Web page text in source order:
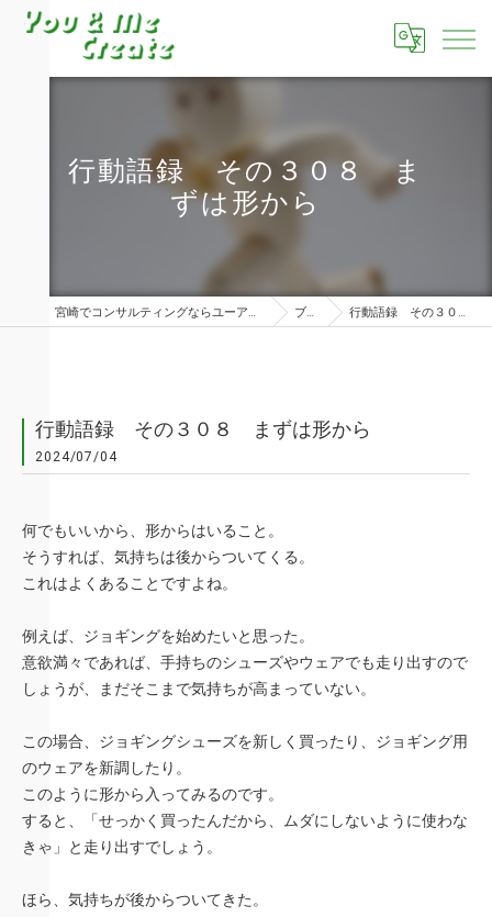
行動語録 その３０８ ま
ずは形から
宮崎でコンサルティングならユーアンドミークリエイト株式会社 ブログ 行動語録 その３０８ まずは形から
行動語録 その３０８ まずは形から
2024/07/04
何でもいいから、形からはいること。
そうすれば、気持ちは後からついてくる。
これはよくあることですよね。
例えば、ジョギングを始めたいと思った。
意欲満々であれば、手持ちのシューズやウェアでも走り出すので
しょうが、まだそこまで気持ちが高まっていない。
この場合、ジョギングシューズを新しく買ったり、ジョギング用
のウェアを新調したり。
このように形から入ってみるのです。
すると、「せっかく買ったんだから、ムダにしないように使わな
きゃ」と走り出すでしょう。
ほら、気持ちが後からついてきた。